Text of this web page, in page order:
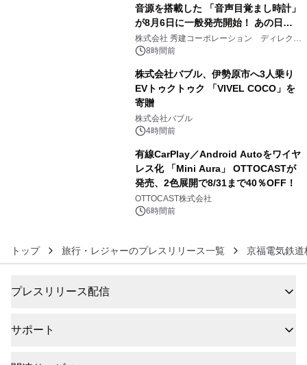
音源を搭載した 「音声目覚まし時計」
が8月6日に一般発売開始！ あの日の
大興奮が今甦る
株式会社 秀建コーポレーション ディレクト
アートギャラリー
8時間前
株式会社バブル、伊勢原市へ3人乗り
EVトゥクトゥク 「VIVEL COCO」を
寄贈
株式会社バブル
4時間前
有線CarPlay／Android Autoをワイヤ
レス化 「Mini Aura」 OTTOCASTが
発売、2色展開で8/31まで40％OFF！
OTTOCAST株式会社
6時間前
トップ 旅行・レジャーのプレスリリース一覧 京福電気鉄道
プレスリリース配信
サポート